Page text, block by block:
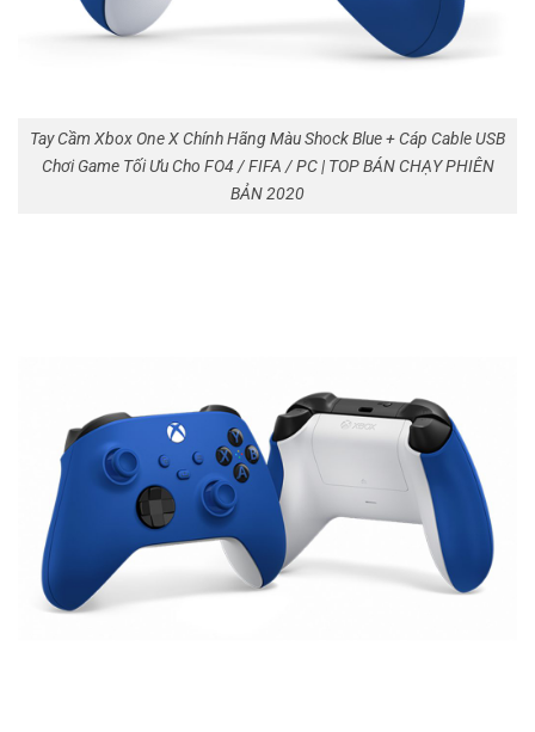
Tay Cầm Xbox One X Chính Hãng Màu Shock Blue + Cáp Cable USB
Chơi Game Tối Ưu Cho FO4 / FIFA / PC | TOP BÁN CHẠY PHIÊN
BẢN 2020